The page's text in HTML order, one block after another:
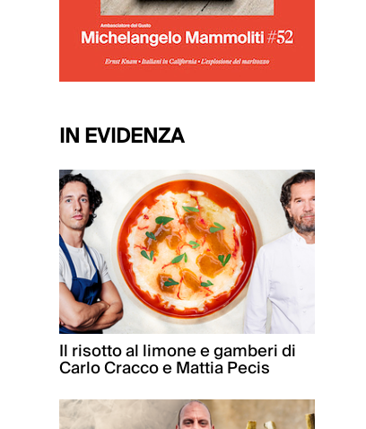
IN EVIDENZA
Il risotto al limone e gamberi di
Carlo Cracco e Mattia Pecis